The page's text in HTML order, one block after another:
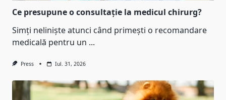
Ce presupune o consultație la medicul chirurg?
Simți neliniște atunci când primești o recomandare
medicală pentru un ...
Press Iul. 31, 2026